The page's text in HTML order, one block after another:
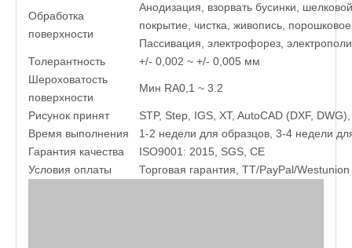
Обработка
поверхности
Анодизация, взорвать бусинки,
покрытие, чистка, живопись,
Пассивация, электрофорез,
Толерантность
+/- 0,002 ~ +/- 0,005 мм
Шероховатость
поверхности
Мин RA0,1 ~ 3.2
Рисунок принят
STP, Step, IGS, XT, AutoCAD (DXF,
Время выполнения
1-2 недели для образцов, 3-4 недели
Гарантия качества
ISO9001: 2015, SGS, CE
Условия оплаты
Торговая гарантия, TT/PayPal/Westunion